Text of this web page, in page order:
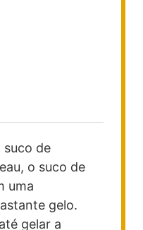
suco de
o suco de
uma
gelo.
gelar a